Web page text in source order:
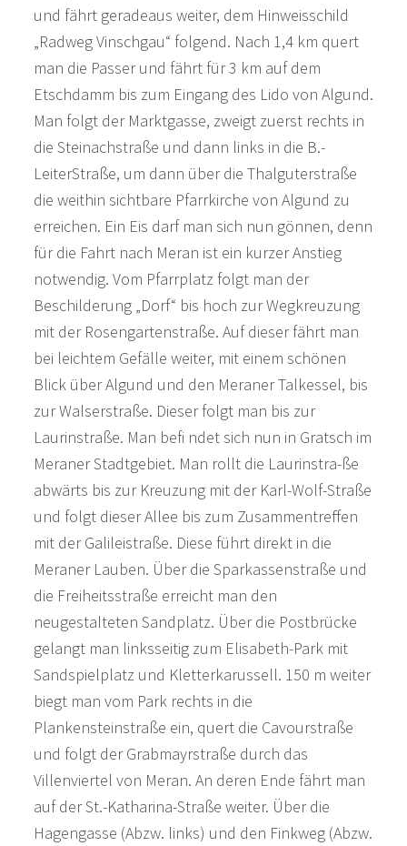
und fährt geradeaus weiter, dem Hinweisschild
„Radweg Vinschgau“ folgend. Nach 1,4 km quert
man die Passer und fährt für 3 km auf dem
Etschdamm bis zum Eingang des Lido von Algund.
Man folgt der Marktgasse, zweigt zuerst rechts in
die Steinachstraße und dann links in die B.-
LeiterStraße, um dann über die Thalguterstraße
die weithin sichtbare Pfarrkirche von Algund zu
erreichen. Ein Eis darf man sich nun gönnen, denn
für die Fahrt nach Meran ist ein kurzer Anstieg
notwendig. Vom Pfarrplatz folgt man der
Beschilderung „Dorf“ bis hoch zur Wegkreuzung
mit der Rosengartenstraße. Auf dieser fährt man
bei leichtem Gefälle weiter, mit einem schönen
Blick über Algund und den Meraner Talkessel, bis
zur Walserstraße. Dieser folgt man bis zur
Laurinstraße. Man befi ndet sich nun in Gratsch im
Meraner Stadtgebiet. Man rollt die Laurinstra-ße
abwärts bis zur Kreuzung mit der Karl-Wolf-Straße
und folgt dieser Allee bis zum Zusammentreffen
mit der Galileistraße. Diese führt direkt in die
Meraner Lauben. Über die Sparkassenstraße und
die Freiheitsstraße erreicht man den
neugestalteten Sandplatz. Über die Postbrücke
gelangt man linksseitig zum Elisabeth-Park mit
Sandspielplatz und Kletterkarussell. 150 m weiter
biegt man vom Park rechts in die
Plankensteinstraße ein, quert die Cavourstraße
und folgt der Grabmayrstraße durch das
Villenviertel von Meran. An deren Ende fährt man
auf der St.-Katharina-Straße weiter. Über die
Hagengasse (Abzw. links) und den Finkweg (Abzw.